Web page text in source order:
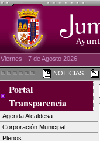
Viernes - 7 de Agosto 2026
NOTICIAS
Portal
Transparencia
Agenda Alcaldesa
Corporación Municipal
Plenos